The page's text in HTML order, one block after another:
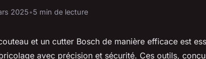
2025•5 min de lecture
et un cutter Bosch de manière efficace est
avec précision et sécurité. Ces outils,